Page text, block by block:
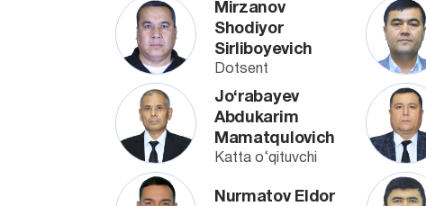
Mirzanov
Shodiyor
Sirliboyevich
Dotsent
Jo‘rabayev
Abdukarim
Mamatqulovich
Katta o‘qituvchi
Nurmatov Eldor